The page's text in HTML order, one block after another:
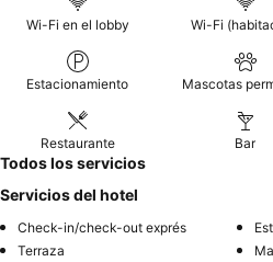
Wi-Fi en el lobby Wi-Fi
Estacionamiento Mascotas
Restaurante Bar
Todos los servicios
Servicios del hotel
Check-in/check-out exprés
Terraza